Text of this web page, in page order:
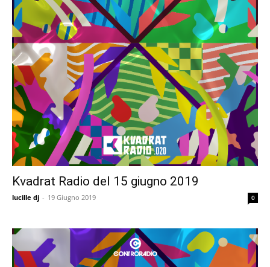
Kvadrat Radio del 15 giugno 2019
lucille dj - 19 Giugno 2019 0